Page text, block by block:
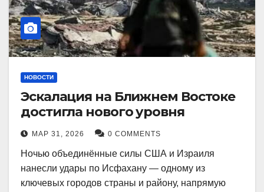
НОВОСТИ
Эскалация на Ближнем Востоке
достигла нового уровня
МАР 31, 2026 0 COMMENTS
Ночью объединённые силы США и Израиля
нанесли удары по Исфахану — одному из
ключевых городов страны и району, напрямую